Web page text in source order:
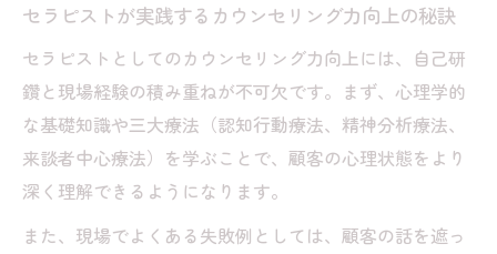
セラピストが実践するカウンセリング力向上の秘訣
セラピストとしてのカウンセリング力向上には、自己研
鑽と現場経験の積み重ねが不可欠です。まず、心理学的
な基礎知識や三大療法（認知行動療法、精神分析療法、
来談者中心療法）を学ぶことで、顧客の心理状態をより
深く理解できるようになります。
また、現場でよくある失敗例としては、顧客の話を遮っ